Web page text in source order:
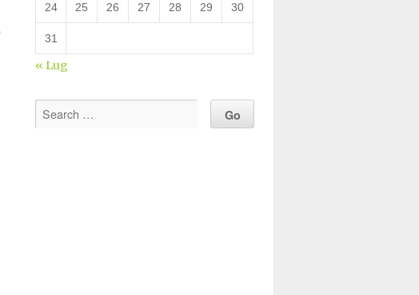
24 25 26 27 28 29 30
31
« Lug